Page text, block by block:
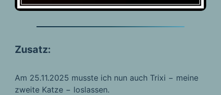
Zusatz:
Am 25.11.2025 musste ich nun auch Trixi − meine
zweite Katze − loslassen.